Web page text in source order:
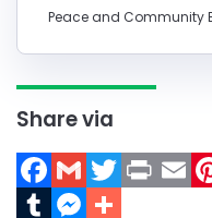
Peace and Community
Share via
Facebook
GmailTwitter